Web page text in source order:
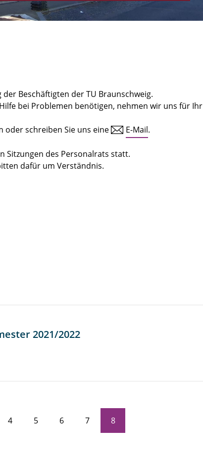
Beschäftigten der TU Braunschweig.
bei Problemen benötigen, nehmen wir uns für Ihr
oder schreiben Sie uns eine
E-Mail.
Sitzungen des Personalrats statt.
dafür um Verständnis.
2021/2022
4 5 6 7 8